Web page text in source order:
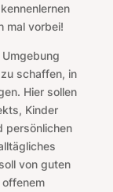
mal vorbei!
schaffen, in
Hier sollen
Kinder
persönlichen
von guten